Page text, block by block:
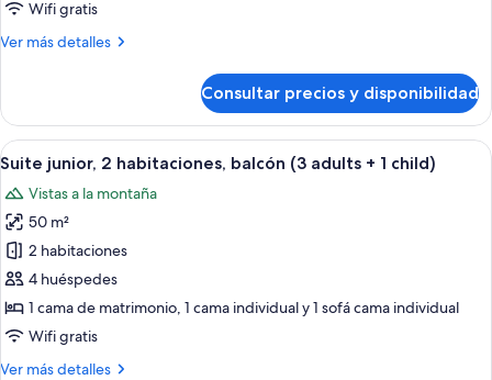
habitaciones,
balcón
Wifi gratis
Ver más detalles
Más
junior,
habitaciones,
(3
adults)
Consultar precios y disponibilidad
Abrir
todas
las
fotos
de
Suite
junior,
2
habitaciones,
Una habitación de hotel moderna
10
Suite junior, 2 habitaciones, balcón (3 adults + 1 child)
Vistas a la montaña
50 m²
2 habitaciones
4 huéspedes
1 cama de matrimonio, 1 cama individual y 1 sofá cama individual
Wifi gratis
Ver más detalles
Más